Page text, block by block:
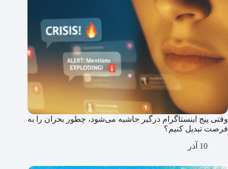
وقتی پیج اینستاگرام درگیر حاشیه می‌شود، چطور بحران را به
فرصت تبدیل کنیم؟
10 آذر